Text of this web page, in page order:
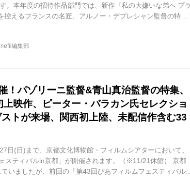
。本年度の招待作品部門では、新作『私の大嫌いな弟へ ブラ
控えるフランスの名匠、アルノー・デプレシャン監督の特集
、日本で初めてデプレシャン監督を紹介しました。今回は92
3度目のPFF来場が実現します。 今回、特別プログラムとし
編集部
！パゾリーニ監督&青山真治監督の特集、
映作、ピーター・バラカン氏セレクショ
トが来場、関西初上陸、未配信作含む33
日(日)まで、京都文化博物館・フィルムシアターにおいて、
スティバルin京都」が開催されます。（※11/21休館） 京都
いましたが、前回の「第43回ぴあフィルムフェスティバル